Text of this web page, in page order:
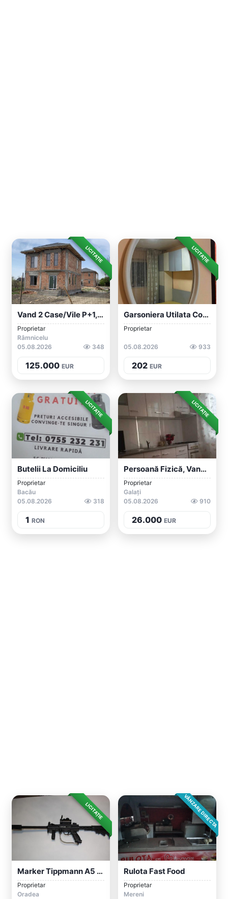
LICITAȚIE
Vand 2 Case/vile P+1, Moderne In Spătaru...
Proprietar
Râmnicelu
05.08.2026
348
125.000 EUR
LICITAȚIE
Garsoniera Utilata Complet De Inchiriat
Proprietar
05.08.2026 933
202 EUR
LICITAȚIE
Butelii La Domiciliu
Proprietar
Bacău
05.08.2026
318
1 RON
LICITAȚIE
Persoană Fizică, Vand Garsoniera R10
Proprietar
Galați
05.08.2026
910
26.000 EUR
LICITAȚIE
Marker Tippmann A5 Modificat
Proprietar
Oradea
VÂNZARE DIRECTA
Rulota Fast Food
Proprietar
Mereni